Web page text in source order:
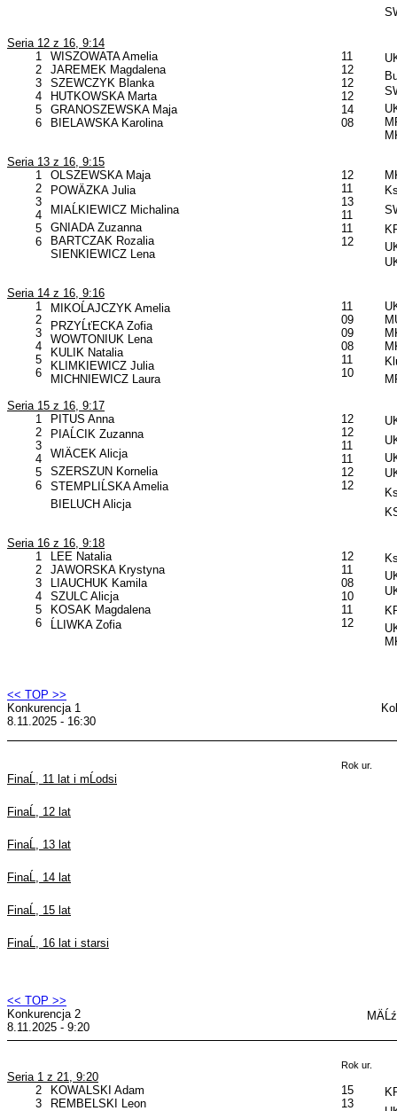
Seria 12 z 16, 9:14
1
2
3
4
5
6
WISZOWATA Amelia
JAREMEK Magdalena
SZEWCZYK Blanka
HUTKOWSKA Marta
GRANOSZEWSKA Maja
BIELAWSKA Karolina
11
12
12
12
14
08
Seria 13 z 16, 9:15
1
2
3
4
5
6
OLSZEWSKA Maja
POWÄZKA Julia
MIAĹKIEWICZ Michalina
GNIADA Zuzanna
BARTCZAK Rozalia
SIENKIEWICZ Lena
12
11
13
11
11
12
Seria 14 z 16, 9:16
1
2
3
4
5
6
MIKOĹAJCZYK Amelia
PRZYĹťECKA Zofia
WOWTONIUK Lena
KULIK Natalia
KLIMKIEWICZ Julia
MICHNIEWICZ Laura
11
09
09
08
11
10
Seria 15 z 16, 9:17
1
2
3
4
5
6
PITUS Anna
PIAĹCIK Zuzanna
WIÄCEK Alicja
SZERSZUN Kornelia
STEMPLIĹSKA Amelia
BIELUCH Alicja
12
12
11
11
12
12
Seria 16 z 16, 9:18
1
2
3
4
5
6
LEE Natalia
JAWORSKA Krystyna
LIAUCHUK Kamila
SZULC Alicja
KOSAK Magdalena
ĹLIWKA Zofia
12
11
08
10
11
12
<< TOP >>
Konkurencja 1
8.11.2025 - 16:30
Rok ur.
FinaĹ, 11 lat i mĹodsi
FinaĹ, 12 lat
FinaĹ, 13 lat
FinaĹ, 14 lat
FinaĹ, 15 lat
FinaĹ, 16 lat i starsi
<< TOP >>
Konkurencja 2
8.11.2025 - 9:20
Rok ur.
Seria 1 z 21, 9:20
2
3
KOWALSKI Adam
REMBELSKI Leon
15
13